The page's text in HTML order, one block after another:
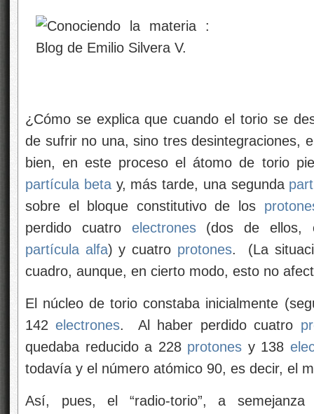
¿Cómo se explica que cuando el torio se
de sufrir no una, sino tres desintegraciones,
bien, en este proceso el átomo de torio
partícula betay, más tarde, una segunda
sobre el bloque constitutivo de los
perdido cuatro electrones(dos de ellos,
partícula alfa) y cuatro protones. (La
cuadro, aunque, en cierto modo, esto no
El núcleo de torio constaba inicialmente
142electrones. Al haber perdido cuatro
quedaba reducido a 228 protones y 138
todavía y el número atómico 90, es decir, el
Así, pues, el “radio-torio”, a